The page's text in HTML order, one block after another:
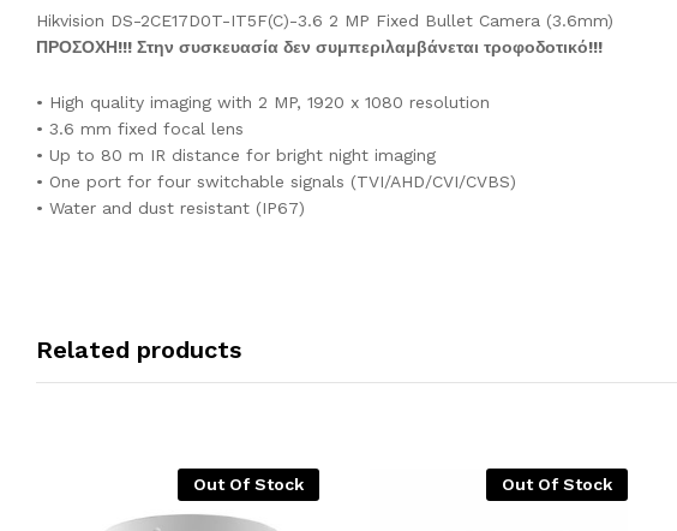
Hikvision DS-2CE17D0T-IT5F(C)-3.6 2 MP Fixed Bullet Camera (3.6mm)
ΠΡΟΣΟΧΗ!!! Στην συσκευασία δεν συμπεριλαμβάνεται τροφοδοτικό!!!
• High quality imaging with 2 MP, 1920 x 1080 resolution
• 3.6 mm fixed focal lens
• Up to 80 m IR distance for bright night imaging
• One port for four switchable signals (TVI/AHD/CVI/CVBS)
• Water and dust resistant (IP67)
Related products
Out Of Stock Out Of Stock